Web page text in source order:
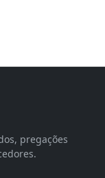
pregações